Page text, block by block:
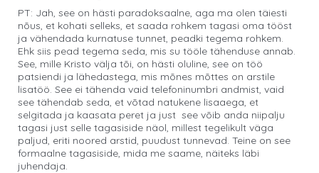
PT: Jah, see on hästi paradoksaalne, aga ma olen täiesti
nõus, et kohati selleks, et saada rohkem tagasi oma tööst
ja vähendada kurnatuse tunnet, peadki tegema rohkem.
Ehk siis pead tegema seda, mis su tööle tähenduse annab.
See, mille Kristo välja tõi, on hästi oluline, see on töö
patsiendi ja lähedastega, mis mõnes mõttes on arstile
lisatöö. See ei tähenda vaid telefoninumbri andmist, vaid
see tähendab seda, et võtad natukene lisaaega, et
selgitada ja kaasata peret ja just see võib anda niipalju
tagasi just selle tagasiside näol, millest tegelikult väga
paljud, eriti noored arstid, puudust tunnevad. Teine on see
formaalne tagasiside, mida me saame, näiteks läbi
juhendaja.